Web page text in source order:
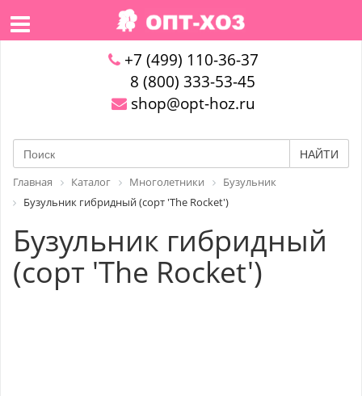
+7 (499) 110-36-37
8 (800) 333-53-45
shop@opt-hoz.ru
НАЙТИ
Главная Каталог Многолетники
Бузульник
Бузульник гибридный (сорт 'The Rocket')
Бузульник гибридный
(сорт 'The Rocket')